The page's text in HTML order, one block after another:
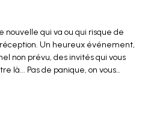
nouvelle qui va ou qui risque de
Un heureux événement,
non prévu, des invités qui vous
là... Pas de panique, on vous